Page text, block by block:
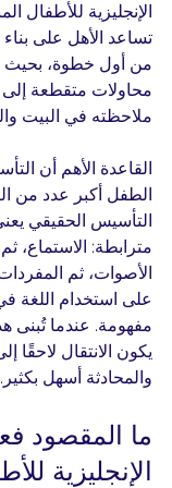
الإنجليزية للأطفال
تساعد الأهل على
من أول خطوة، بحيث
محاولات متقطعة
ملاحظته في البيت
القاعدة الأهم أن
الطفل أكبر عدد من
التأسيس الحقيقي
مترابطة: الاستماع،
الأصوات، ثم
على استخدام اللغة
مفهومة. عندما تُبنى
يكون الانتقال لاحقًا
والمحادثة أسهل بكثير.
ما المقصود
الإنجليزية